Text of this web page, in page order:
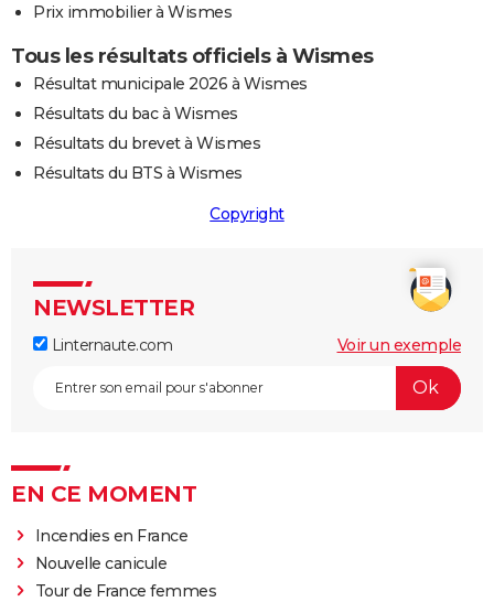
Prix immobilier à Wismes
Tous les résultats officiels à Wismes
Résultat municipale 2026 à Wismes
Résultats du bac à Wismes
Résultats du brevet à Wismes
Résultats du BTS à Wismes
Copyright
NEWSLETTER
Linternaute.com Voir un exemple
EN CE MOMENT
Incendies en France
Nouvelle canicule
Tour de France femmes